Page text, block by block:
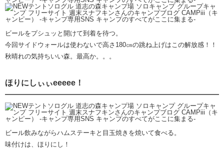
ビールをプシュッと開けて到着を待つ。
今回サイドウォールは使わないで高さ180㎝の跳ね上げはこの解放感！！
秋晴れの気持ちいい森。最高か。。。
ほりにしぃぃeeeee！
ビール飲みながらハムステーキと目玉焼きを焼いて食べる。
味付けは、ほりにし！